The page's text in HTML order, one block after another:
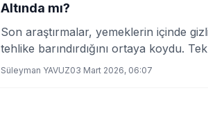
Altında mı?
Son araştırmalar, yemeklerin içinde
tehlike barındırdığını ortaya koydu.
porsiyonda 534 bin mikroplastik
Süleyman YAVUZ03 Mart 2026, 06:07